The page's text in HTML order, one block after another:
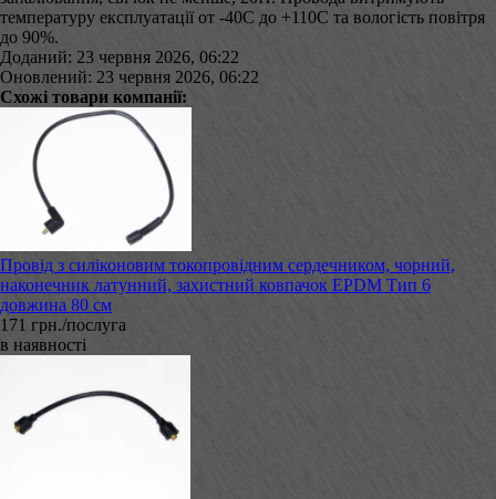
температуру експлуатації от -40С до +110С та вологість повітря
до 90%.
Доданий: 23 червня 2026, 06:22
Оновлений: 23 червня 2026, 06:22
Схожі товари компанії:
Провід з силіконовим токопровідним сердечником, чорний,
наконечник латунний, захистний ковпачок EPDM Тип 6
довжина 80 см
171 грн./послуга
в наявності